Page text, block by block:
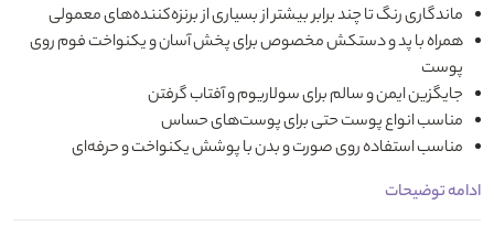
ماندگاری رنگ تا چند برابر بیشتر از بسیاری از برنزه‌کننده‌های معمولی
همراه با پد و دستکش مخصوص برای پخش آسان و یکنواخت فوم روی
پوست
جایگزین ایمن و سالم برای سولاریوم و آفتاب گرفتن
مناسب انواع پوست حتی برای پوست‌های حساس
مناسب استفاده روی صورت و بدن با پوشش یکنواخت و حرفه‌ای
ادامه توضیحات